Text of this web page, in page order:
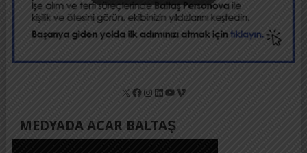
X Facebook
Instagram
LinkedIn
YouTube
Vimeo
MEDYADA ACAR BALTAŞ